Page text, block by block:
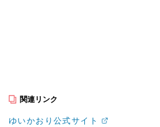
関連リンク
ゆいかおり公式サイト